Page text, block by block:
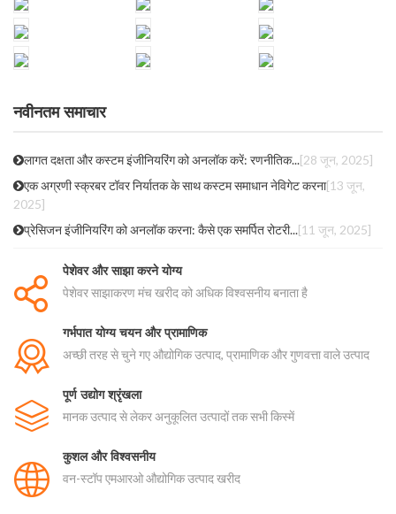
नवीनतम समाचार
लागत दक्षता और कस्टम इंजीनियरिंग को अनलॉक करें: रणनीतिक...[28 जून, 2025]
एक अग्रणी स्क्रबर टॉवर निर्यातक के साथ कस्टम समाधान नेविगेट करना[13 जून,
2025]
प्रेसिजन इंजीनियरिंग को अनलॉक करना: कैसे एक समर्पित रोटरी...[11 जून, 2025]
पेशेवर और साझा करने योग्य
पेशेवर साझाकरण मंच खरीद को अधिक विश्वसनीय बनाता है
गर्भपात योग्य चयन और प्रामाणिक
अच्छी तरह से चुने गए औद्योगिक उत्पाद, प्रामाणिक और गुणवत्ता वाले उत्पाद
पूर्ण उद्योग श्रृंखला
मानक उत्पाद से लेकर अनुकूलित उत्पादों तक सभी किस्में
कुशल और विश्वसनीय
वन-स्टॉप एमआरओ औद्योगिक उत्पाद खरीद